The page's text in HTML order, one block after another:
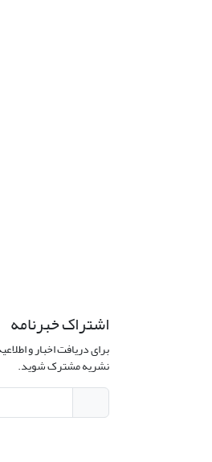
اشتراک خبرنامه
برای دریافت اخبار و
نشریه مشترک شوید.